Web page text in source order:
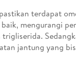
terdapat
mengurangi
jantung yang